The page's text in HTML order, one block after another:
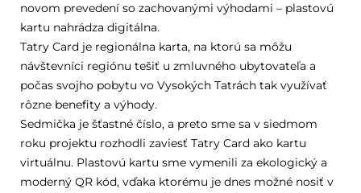
novom prevedení so zachovanými výhodami – plastovú
kartu nahrádza digitálna.
Tatry Card je regionálna karta, na ktorú sa môžu
návštevníci regiónu tešiť u zmluvného ubytovateľa a
počas svojho pobytu vo Vysokých Tatrách tak využívať
rôzne benefity a výhody.
Sedmička je šťastné číslo, a preto sme sa v siedmom
roku projektu rozhodli zaviesť Tatry Card ako kartu
virtuálnu. Plastovú kartu sme vymenili za ekologický a
moderný QR kód, vďaka ktorému je dnes možné nosiť v